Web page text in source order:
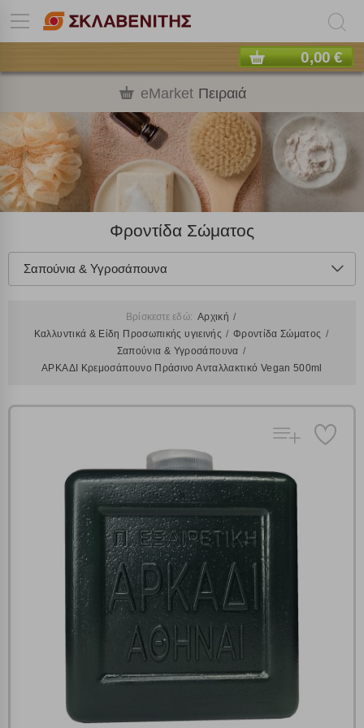
0,00 €
eMarket Πειραιά
Φροντίδα Σώματος
Σαπούνια & Υγροσάπουνα
Βρίσκεστε εδώ: Αρχική
Καλλυντικά & Είδη Προσωπικής υγιεινής
Φροντίδα Σώματος
Σαπούνια & Υγροσάπουνα
ΑΡΚΑΔΙ Κρεμοσάπουνο Πράσινο Ανταλλακτικό Vegan 500ml
Χρησιμοποιήστε τη για πιο γρήγορη αναζήτηση